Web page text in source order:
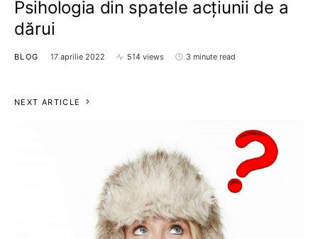
Psihologia din spatele acțiunii de a
dărui
BLOG 17 aprilie 2022 514 views 3 minute read
NEXT ARTICLE